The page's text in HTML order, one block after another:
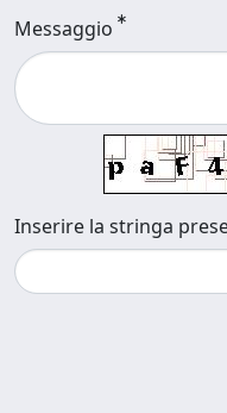
Messaggio
Inserire la stringa